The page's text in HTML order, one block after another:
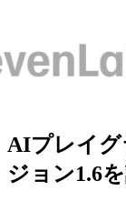
AIプレイ
ジョン1.6